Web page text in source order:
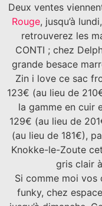
Deux ventes
Rouge, jusqu’à
retrouverez les
CONTI ; chez
grande besace
Zin i love ce sac
123€ (au lieu de
la gamme en cuir
129€ (au lieu de
(au lieu de 181€),
Knokke-le-Zoute
gris clair
Si comme moi vos
funky, chez